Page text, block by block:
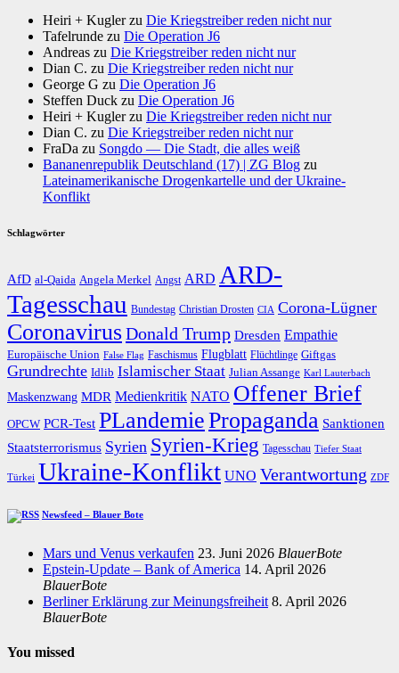
Heiri + Kuglerzu Die Kriegstreiber reden nicht nur
Tafelrunde zu Die Operation J6
Andreas zu Die Kriegstreiber reden nicht nur
Dian C. zu Die Kriegstreiber reden nicht nur
George G zu Die Operation J6
Steffen Duck zu Die Operation J6
Heiri + Kuglerzu Die Kriegstreiber reden nicht nur
Dian C. zu Die Kriegstreiber reden nicht nur
FraDa zu Songdo — Die Stadt, die alles weiß
Bananenrepublik Deutschland (17) | ZG Blog zu
Lateinamerikanische Drogenkartelle und der Ukraine-
Konflikt
Schlagwörter
AfD al-Qaida Angela Merkel Angst ARD ARD-
Tagesschau Bundestag Christian Drosten CIA Corona-Lügner
CoronavirusDonald Trump Dresden Empathie
Europäische Union False Flag Faschismus Flugblatt Flüchtlinge Giftgas
Grundrechte Idlib Islamischer Staat Julian Assange Karl Lauterbach
Maskenzwang MDR Medienkritik NATO Offener Brief
OPCW PCR-Test PLandemiePropaganda Sanktionen
Staatsterrorismus Syrien Syrien-Krieg Tagesschau Tiefer Staat
Türkei Ukraine-Konflikt UNO Verantwortung ZDF
Newsfeed – Blauer Bote
Mars und Venus verkaufen 23. Juni 2026 BlauerBote
Epstein-Update – Bank of America 14. April 2026
BlauerBote
Berliner Erklärung zur Meinungsfreiheit 8. April 2026
BlauerBote
You missed